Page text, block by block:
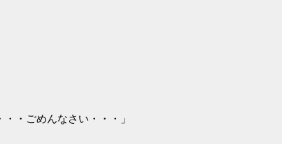
・ごめんなさい・・・」